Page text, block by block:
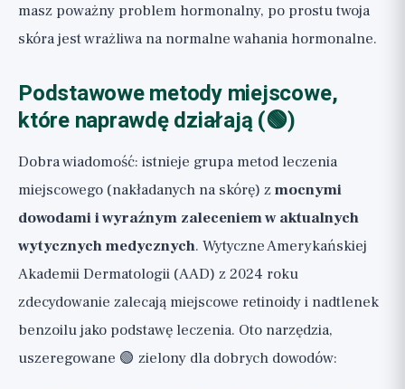
masz poważny problem hormonalny, po prostu twoja
skóra jest wrażliwa na normalne wahania hormonalne.
Podstawowe metody miejscowe,
które naprawdę działają (🟢)
Dobra wiadomość: istnieje grupa metod leczenia
miejscowego (nakładanych na skórę) zmocnymi
dowodami i wyraźnym zaleceniem w aktualnych
wytycznych medycznych. Wytyczne Amerykańskiej
Akademii Dermatologii (AAD) z 2024 roku
zdecydowanie zalecają miejscowe retinoidy i nadtlenek
benzoilu jako podstawę leczenia. Oto narzędzia,
uszeregowane 🟢 zielony dla dobrych dowodów: